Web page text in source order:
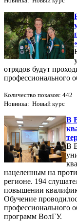
отрядов будут
профессионального
Количество показов: 442
Новинка: Новый курс
В
В
нацеленным на
регионе. 194
повышении
Обучение
профессионального
программ ВолГУ.